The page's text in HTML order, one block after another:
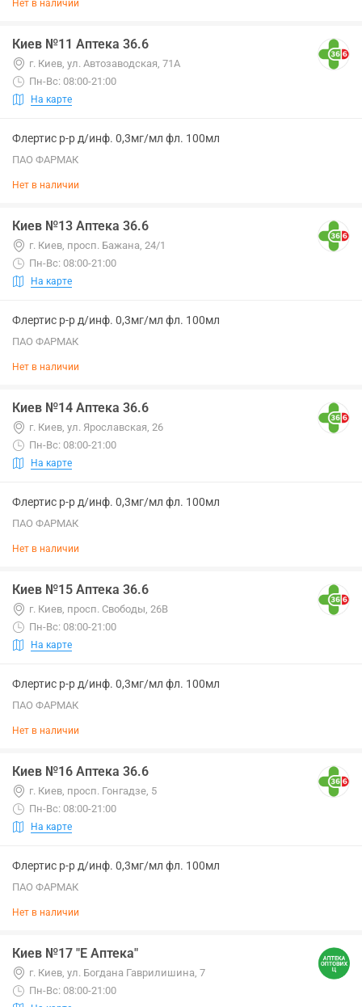
Нет в наличии
Киев №11 Аптека 36.6
г. Киев, ул. Автозаводская, 71А
Пн-Вс: 08:00-21:00
На карте
Флертис р-р д/инф. 0,3мг/мл фл. 100мл
ПАО ФАРМАК
Нет в наличии
Киев №13 Аптека 36.6
г. Киев, просп. Бажана, 24/1
Пн-Вс: 08:00-21:00
На карте
Флертис р-р д/инф. 0,3мг/мл фл. 100мл
ПАО ФАРМАК
Нет в наличии
Киев №14 Аптека 36.6
г. Киев, ул. Ярославская, 26
Пн-Вс: 08:00-21:00
На карте
Флертис р-р д/инф. 0,3мг/мл фл. 100мл
ПАО ФАРМАК
Нет в наличии
Киев №15 Аптека 36.6
г. Киев, просп. Свободы, 26В
Пн-Вс: 08:00-21:00
На карте
Флертис р-р д/инф. 0,3мг/мл фл. 100мл
ПАО ФАРМАК
Нет в наличии
Киев №16 Аптека 36.6
г. Киев, просп. Гонгадзе, 5
Пн-Вс: 08:00-21:00
На карте
Флертис р-р д/инф. 0,3мг/мл фл. 100мл
ПАО ФАРМАК
Нет в наличии
Киев №17 "Е Аптека"
г. Киев, ул. Богдана Гаврилишина, 7
Пн-Вс: 08:00-21:00